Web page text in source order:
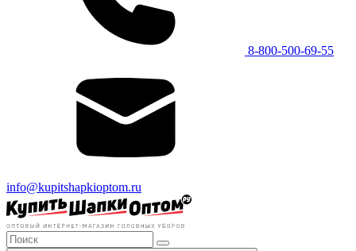
8-800-500-69-55
info@kupitshapkioptom.ru